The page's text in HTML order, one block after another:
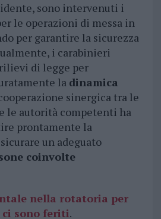
sono intervenuti i
le operazioni di messa in
per garantire la sicurezza
i carabinieri
di legge per
la dinamica
sinergica tra le
le autorità competenti ha
prontamente la
un adeguato
coinvolte
nella rotatoria per
sono feriti.